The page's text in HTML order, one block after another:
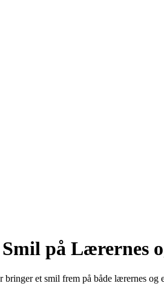
på Lærernes
bringer et smil frem på både lærernes